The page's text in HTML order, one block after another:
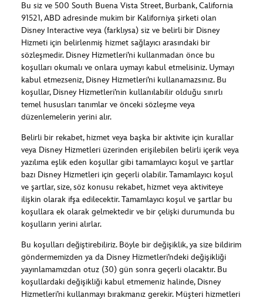
Bu siz ve 500 South Buena Vista Street, Burbank, California
91521, ABD adresinde mukim bir Kaliforniya şirketi olan
Disney Interactive veya (farklıysa) siz ve belirli bir Disney
Hizmeti için belirlenmiş hizmet sağlayıcı arasındaki bir
sözleşmedir. Disney Hizmetleri’ni kullanmadan önce bu
koşulları okumalı ve onlara uymayı kabul etmelisiniz. Uymayı
kabul etmezseniz, Disney Hizmetleri’ni kullanamazsınız. Bu
koşullar, Disney Hizmetleri’nin kullanılabilir olduğu sınırlı
temel hususları tanımlar ve önceki sözleşme veya
düzenlemelerin yerini alır.
Belirli bir rekabet, hizmet veya başka bir aktivite için kurallar
veya Disney Hizmetleri üzerinden erişilebilen belirli içerik veya
yazılıma eşlik eden koşullar gibi tamamlayıcı koşul ve şartlar
bazı Disney Hizmetleri için geçerli olabilir. Tamamlayıcı koşul
ve şartlar, size, söz konusu rekabet, hizmet veya aktiviteye
ilişkin olarak ifşa edilecektir. Tamamlayıcı koşul ve şartlar bu
koşullara ek olarak gelmektedir ve bir çelişki durumunda bu
koşulların yerini alırlar.
Bu koşulları değiştirebiliriz. Böyle bir değişiklik, ya size bildirim
göndermemizden ya da Disney Hizmetleri’ndeki değişikliği
yayınlamamızdan otuz (30) gün sonra geçerli olacaktır. Bu
koşullardaki değişikliği kabul etmemeniz halinde, Disney
Hizmetleri’ni kullanmayı bırakmanız gerekir. Müşteri hizmetleri